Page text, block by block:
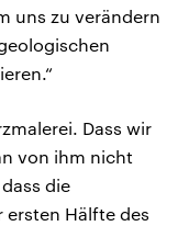
uns zu verändern
Dass wir
von ihm nicht
die
ersten Hälfte des